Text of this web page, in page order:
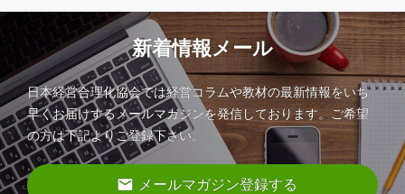
新着情報メール
日本経営合理化協会では経営コラムや教材の最新情報をいち
早くお届けするメールマガジンを発信しております。ご希望
の方は下記よりご登録下さい。
email メールマガジン登録する